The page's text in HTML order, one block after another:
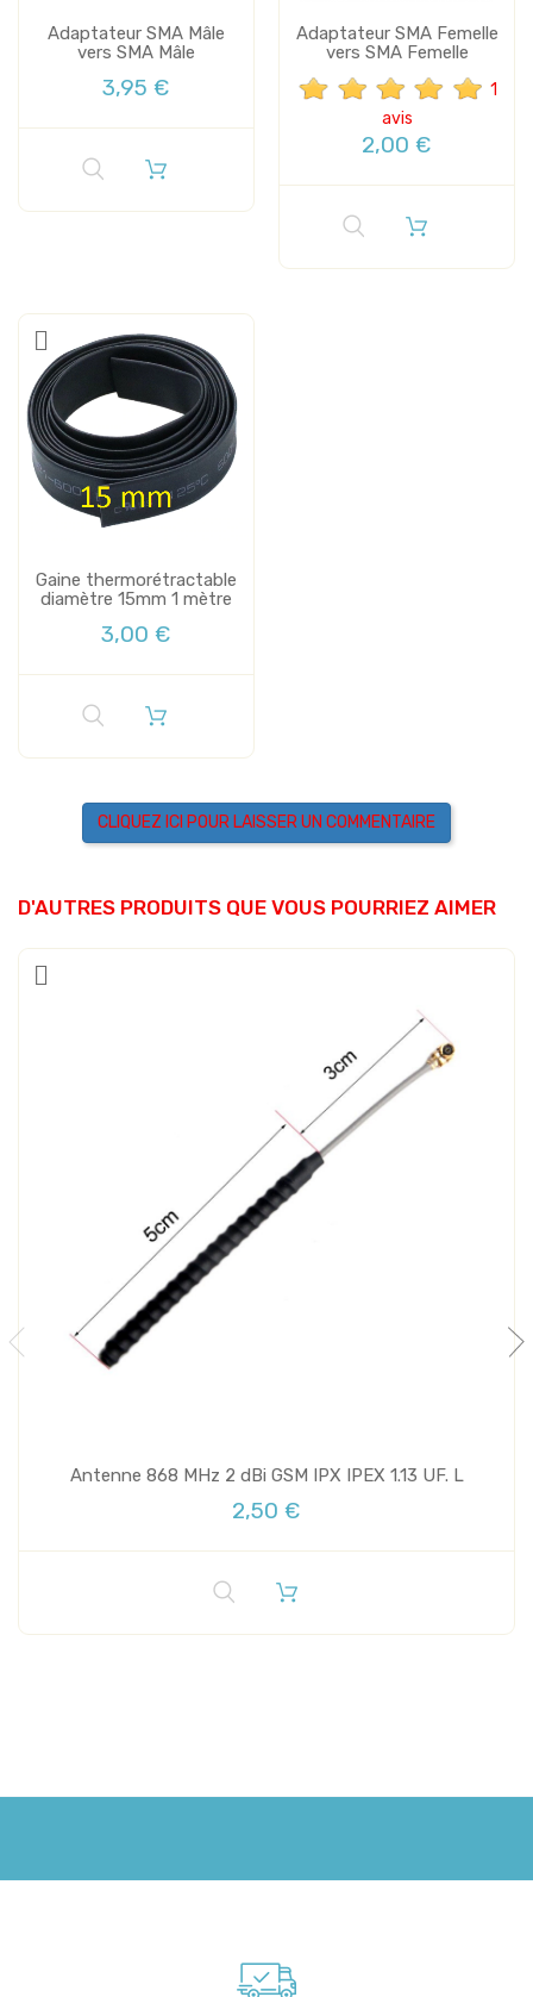
Adaptateur SMA Mâle
vers SMA Mâle
3,95 €
Adaptateur SMA Femelle
vers SMA Femelle
1
avis
2,00 €
Gaine thermorétractable
diamètre 15mm 1 mètre
3,00 €
CLIQUEZ ICI POUR LAISSER UN COMMENTAIRE
D'AUTRES PRODUITS QUE VOUS POURRIEZ AIMER
Antenne 868 MHz 2 dBi GSM IPX IPEX 1.13 UF. L
2,50 €